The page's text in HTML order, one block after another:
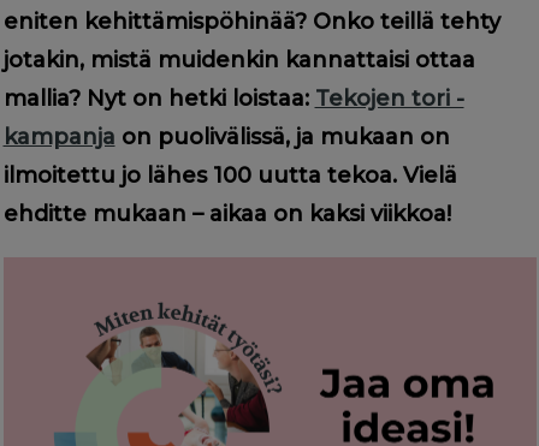
eniten kehittämispöhinää? Onko teillä tehty
jotakin, mistä muidenkin kannattaisi ottaa
mallia? Nyt on hetki loistaa: Tekojen tori -
kampanja on puolivälissä, ja mukaan on
ilmoitettu jo lähes 100 uutta tekoa. Vielä
ehditte mukaan – aikaa on kaksi viikkoa!